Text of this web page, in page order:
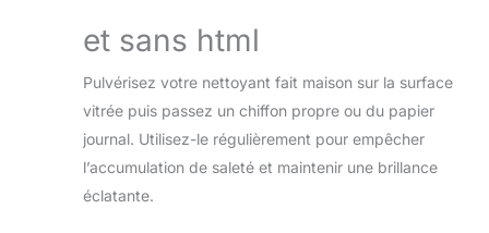
et sans html
Pulvérisez votre nettoyant fait maison sur la surface
vitrée puis passez un chiffon propre ou du papier
journal. Utilisez-le régulièrement pour empêcher
l’accumulation de saleté et maintenir une brillance
éclatante.